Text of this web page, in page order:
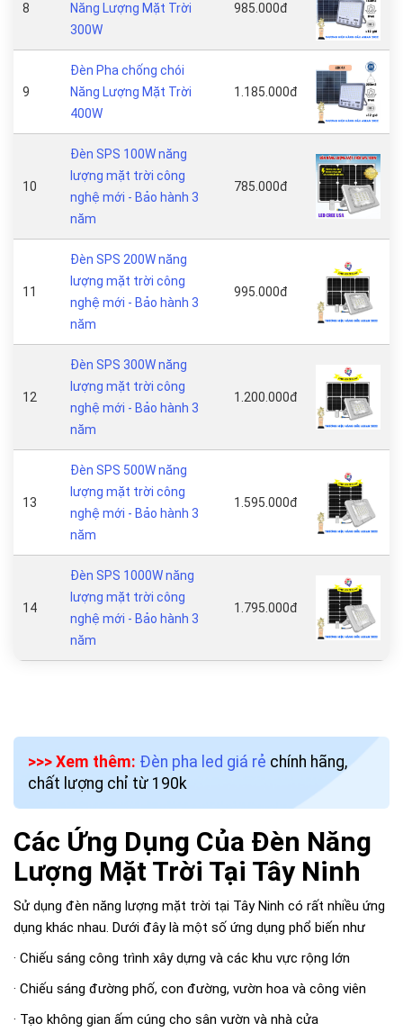
8
Năng Lượng Mặt Trời
300W
985.000đ
9
Đèn Pha chống chói
Năng Lượng Mặt Trời
400W
1.185.000đ
10
Đèn SPS 100W năng
lượng mặt trời công
nghệ mới - Bảo hành 3
năm
785.000đ
11
Đèn SPS 200W năng
lượng mặt trời công
nghệ mới - Bảo hành 3
năm
995.000đ
12
Đèn SPS 300W năng
lượng mặt trời công
nghệ mới - Bảo hành 3
năm
1.200.000đ
13
Đèn SPS 500W năng
lượng mặt trời công
nghệ mới - Bảo hành 3
năm
1.595.000đ
14
Đèn SPS 1000W năng
lượng mặt trời công
nghệ mới - Bảo hành 3
năm
1.795.000đ
>>> Xem thêm: Đèn pha led giá rẻ chính hãng,
chất lượng chỉ từ 190k
Các Ứng Dụng Của Đèn Năng
Lượng Mặt Trời Tại Tây Ninh
Sử dụng đèn năng lượng mặt trời tại Tây Ninh có rất nhiều ứng
dụng khác nhau. Dưới đây là một số ứng dụng phổ biến như
· Chiếu sáng công trình xây dựng và các khu vực rộng lớn
· Chiếu sáng đường phố, con đường, vườn hoa và công viên
· Tạo không gian ấm cúng cho sân vườn và nhà cửa